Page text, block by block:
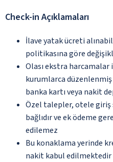
Check-in Açıklamaları
İlave yatak ücreti
politikasına göre
Olası ekstra
kurumlarca
banka kartı veya nakit
Özel talepler, otele giriş
bağlıdır ve ek ödeme
edilemez
Bu konaklama yerinde
nakit kabul edilmektedir